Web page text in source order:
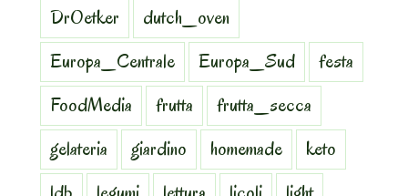
DrOetker
dutch_oven
Europa_Centrale
Europa_Sud
festa
FoodMedia
frutta
frutta_secca
gelateria
giardino homemade
keto